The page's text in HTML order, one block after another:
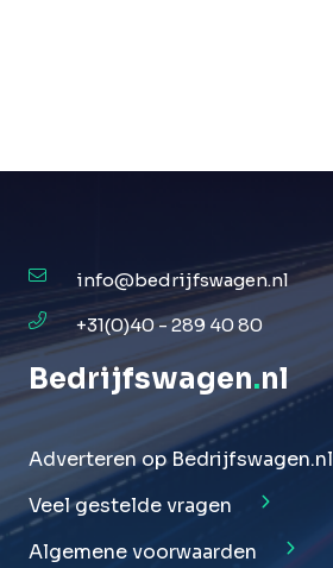
info@bedrijfswagen.nl
+31(0)40 - 289 40 80
Bedrijfswagen.nl
Adverteren op Bedrijfswagen.nl
Veel gestelde vragen
Algemene voorwaarden